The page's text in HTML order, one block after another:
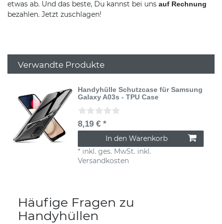
etwas ab. Und das beste, Du kannst bei uns auf Rechnung
bezahlen. Jetzt zuschlagen!
Verwandte Produkte
Handyhülle Schutzcase für Samsung
Galaxy A03s - TPU Case
8,19 € *
In den Warenkorb
* inkl. ges. MwSt. inkl.
Versandkosten
Häufige Fragen zu
Handyhüllen